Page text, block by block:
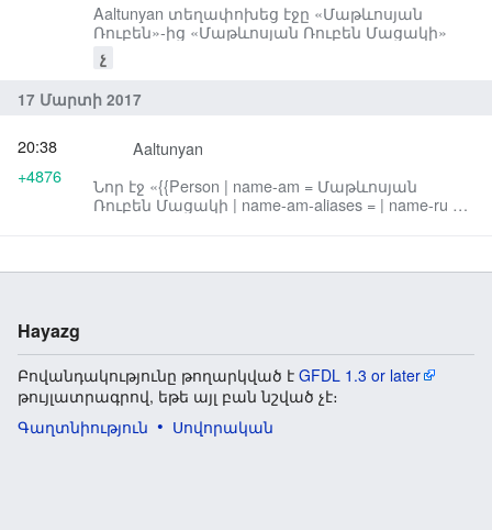
Aaltunyan տեղափոխեց էջը «Մաթևոսյան
Ռուբեն»-ից «Մաթևոսյան Ռուբեն Մացակի»
չ
17 Մարտի 2017
Aaltunyan
Նոր էջ «{{Person | name-am = Մաթևոսյան
Ռուբեն Մացակի | name-am-aliases = | name-ru =
20:38
+4876
Hayazg
Բովանդակությունը թողարկված է GFDL 1.3 or later
թույլատրագրով, եթե այլ բան նշված չէ։
Գաղտնիություն
Սովորական